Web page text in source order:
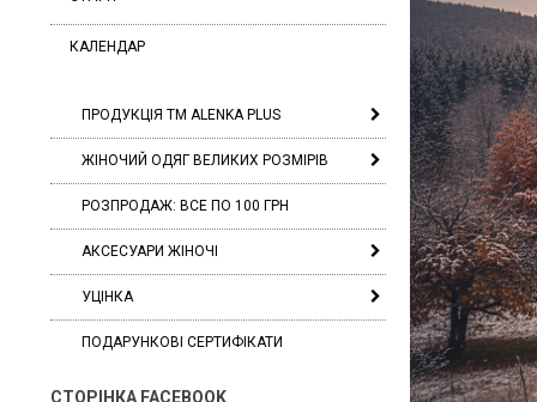
КАЛЕНДАР
ПРОДУКЦІЯ ТМ ALENKA PLUS
ЖІНОЧИЙ ОДЯГ ВЕЛИКИХ РОЗМІРІВ
РОЗПРОДАЖ: ВСЕ ПО 100 ГРН
АКСЕСУАРИ ЖІНОЧІ
УЦІНКА
ПОДАРУНКОВІ СЕРТИФІКАТИ
СТОРІНКА FACEBOOK